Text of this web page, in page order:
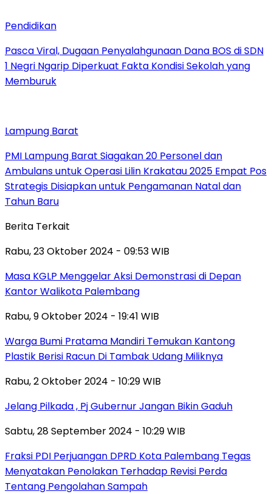
Pendidikan
Pasca Viral, Dugaan Penyalahgunaan Dana BOS di SDN
1 Negri Ngarip Diperkuat Fakta Kondisi Sekolah yang
Memburuk
Lampung Barat
PMI Lampung Barat Siagakan 20 Personel dan
Ambulans untuk Operasi Lilin Krakatau 2025 Empat Pos
Strategis Disiapkan untuk Pengamanan Natal dan
Tahun Baru
Berita Terkait
Rabu, 23 Oktober 2024 - 09:53 WIB
Masa KGLP Menggelar Aksi Demonstrasi di Depan
Kantor Walikota Palembang
Rabu, 9 Oktober 2024 - 19:41 WIB
Warga Bumi Pratama Mandiri Temukan Kantong
Plastik Berisi Racun Di Tambak Udang Miliknya
Rabu, 2 Oktober 2024 - 10:29 WIB
Jelang Pilkada , Pj Gubernur Jangan Bikin Gaduh
Sabtu, 28 September 2024 - 10:29 WIB
Fraksi PDI Perjuangan DPRD Kota Palembang Tegas
Menyatakan Penolakan Terhadap Revisi Perda
Tentang Pengolahan Sampah